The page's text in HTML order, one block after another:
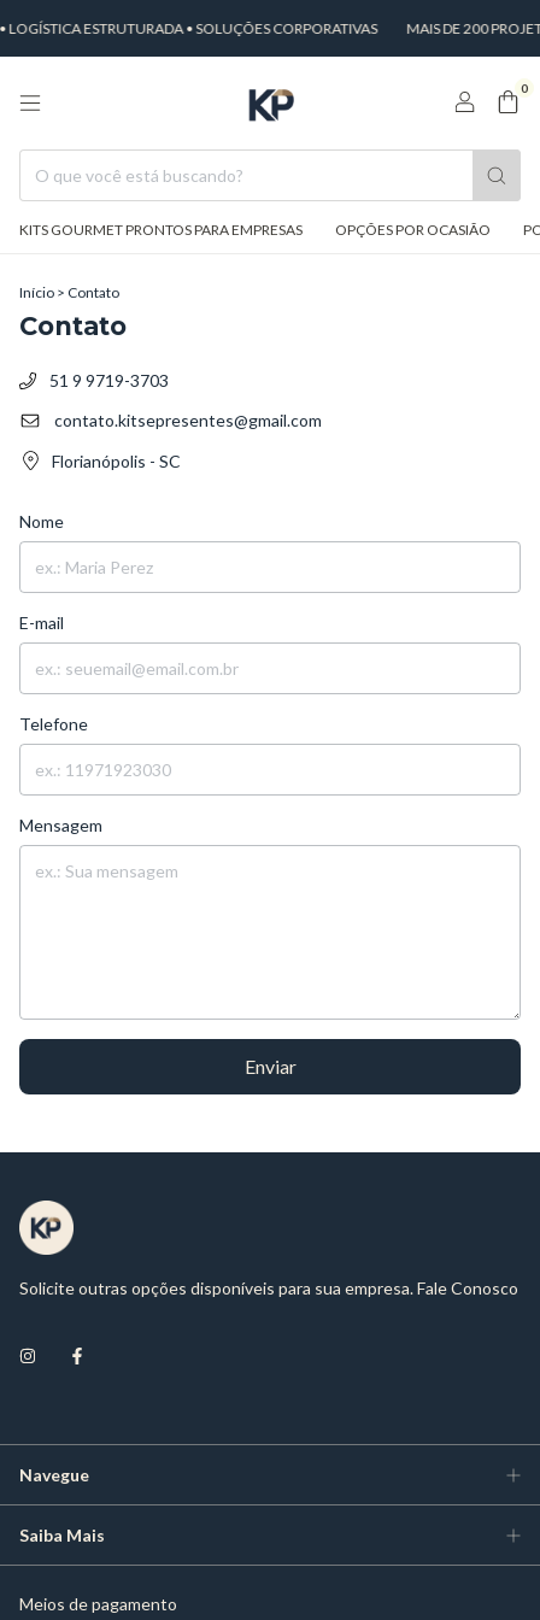
ESTRUTURADA • SOLUÇÕES CORPORATIVAS MAIS DE 200
0
KITS GOURMET PRONTOS PARA EMPRESAS OPÇÕES POR OCASIÃO
Início > Contato
Contato
51 9 9719-3703
contato.kitsepresentes@gmail.com
Florianópolis - SC
Nome
E-mail
Telefone
Mensagem
Enviar
Solicite outras opções disponíveis para sua empresa. Fale Conosco
Navegue
Saiba Mais
Meios de pagamento